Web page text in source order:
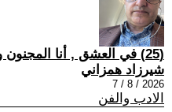
(25) في العشق , أنا المجنون وهي ذاتها ليلى
شيرزاد همزاني
2026 / 8 / 7
الادب والفن